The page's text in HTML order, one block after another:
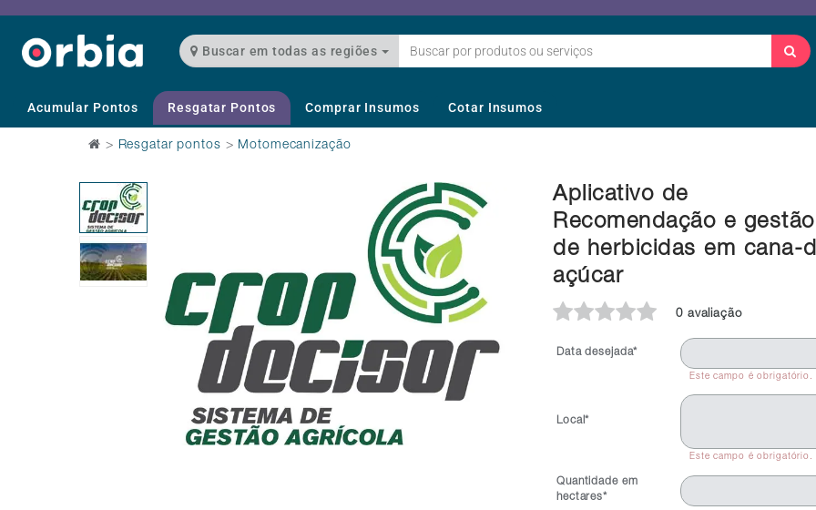
Buscar em todas as regiões
Acumular Pontos Resgatar Pontos Comprar Insumos Cotar Insumos
> Resgatar pontos > Motomecanização
Aplicativo de
Recomendação e gestão
de herbicidas em cana-
açúcar
0 avaliação
Data desejada*
Este campo é obrigatório.
Local*
Este campo é obrigatório.
Quantidade em
hectares*